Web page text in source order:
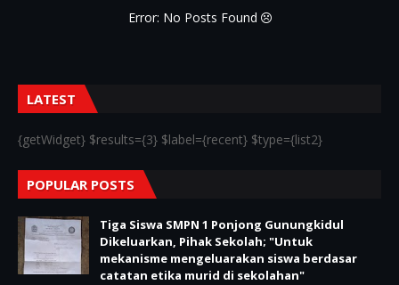
Error: No Posts Found
LATEST
{getWidget} $results={3} $label={recent} $type={list2}
POPULAR POSTS
Tiga Siswa SMPN 1 Ponjong Gunungkidul
Dikeluarkan, Pihak Sekolah; "Untuk
mekanisme mengeluarakan siswa berdasar
catatan etika murid di sekolahan"